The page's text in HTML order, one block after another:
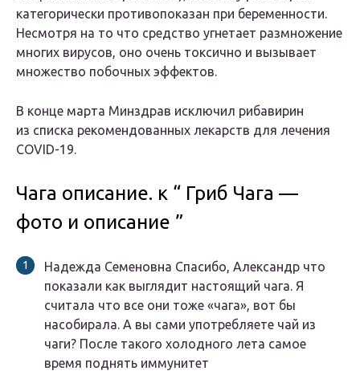
категорически противопоказан при беременности.
Несмотря на то что средство угнетает размножение
многих вирусов, оно очень токсично и вызывает
множество побочных эффектов.
В конце марта Минздрав исключил рибавирин
из списка рекомендованных лекарств для лечения
COVID-19.
Чага описание. к “ Гриб Чага —
фото и описание ”
Надежда Семеновна Спасибо, Александр что
показали как выглядит настоящий чага. Я
считала что все они тоже «чага», вот бы
насобирала. А вы сами употребляете чай из
чаги? После такого холодного лета самое
время поднять иммунитет